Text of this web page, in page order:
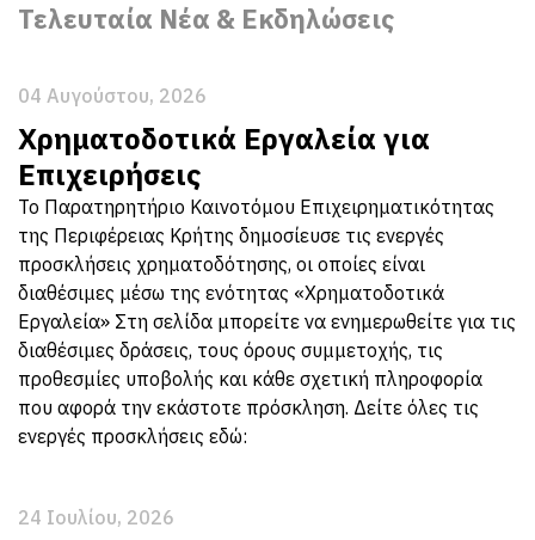
Τελευταία Νέα & Εκδηλώσεις
04 Αυγούστου, 2026
Χρηματοδοτικά Εργαλεία για
Επιχειρήσεις
Το Παρατηρητήριο Καινοτόμου Επιχειρηματικότητας
της Περιφέρειας Κρήτης δημοσίευσε τις ενεργές
προσκλήσεις χρηματοδότησης, οι οποίες είναι
διαθέσιμες μέσω της ενότητας «Χρηματοδοτικά
Εργαλεία» Στη σελίδα μπορείτε να ενημερωθείτε για τις
διαθέσιμες δράσεις, τους όρους συμμετοχής, τις
προθεσμίες υποβολής και κάθε σχετική πληροφορία
που αφορά την εκάστοτε πρόσκληση. Δείτε όλες τις
ενεργές προσκλήσεις εδώ:
24 Ιουλίου, 2026